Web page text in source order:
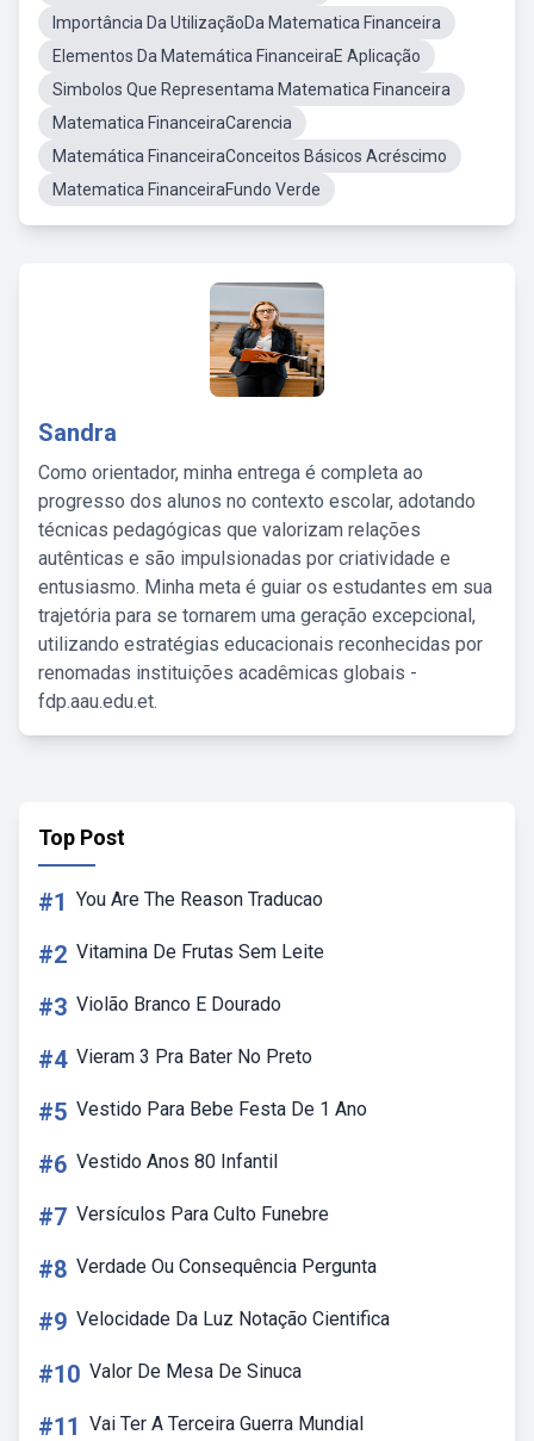
Importância Da UtilizaçãoDa Matematica Financeira
Elementos Da Matemática FinanceiraE Aplicação
Simbolos Que Representama Matematica Financeira
Matematica FinanceiraCarencia
Matemática FinanceiraConceitos Básicos Acréscimo
Matematica FinanceiraFundo Verde
Sandra
Como orientador, minha entrega é completa ao
progresso dos alunos no contexto escolar, adotando
técnicas pedagógicas que valorizam relações
autênticas e são impulsionadas por criatividade e
entusiasmo. Minha meta é guiar os estudantes em sua
trajetória para se tornarem uma geração excepcional,
utilizando estratégias educacionais reconhecidas por
renomadas instituições acadêmicas globais -
fdp.aau.edu.et.
Top Post
#1 You Are The Reason Traducao
#2 Vitamina De Frutas Sem Leite
#3 Violão Branco E Dourado
#4 Vieram 3 Pra Bater No Preto
#5 Vestido Para Bebe Festa De 1 Ano
#6 Vestido Anos 80 Infantil
#7 Versículos Para Culto Funebre
#8 Verdade Ou Consequência Pergunta
#9 Velocidade Da Luz Notação Cientifica
#10 Valor De Mesa De Sinuca
#11 Vai Ter A Terceira Guerra Mundial